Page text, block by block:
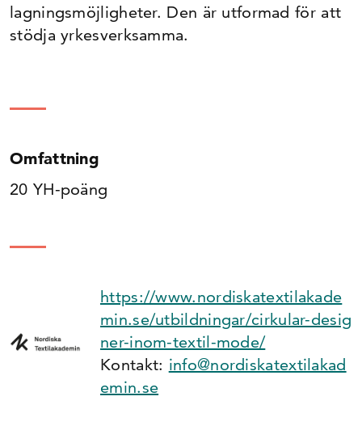
lagningsmöjligheter. Den är utformad för att
stödja yrkesverksamma.
Omfattning
20 YH-poäng
https://www.nordiskatextilakade
min.se/utbildningar/cirkular-desig
ner-inom-textil-mode/
Kontakt: info@nordiskatextilakad
emin.se